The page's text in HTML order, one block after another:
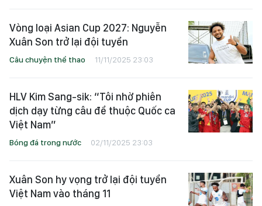
Vòng loại Asian Cup 2027: Nguyễn
Xuân Son trở lại đội tuyển
Câu chuyện thể thao 11/11/2025 23:03
HLV Kim Sang-sik: “Tôi nhờ phiên
dịch dạy từng câu để thuộc Quốc ca
Việt Nam”
Bóng đá trong nước 02/11/2025 23:03
Xuân Son hy vọng trở lại đội tuyển
Việt Nam vào tháng 11